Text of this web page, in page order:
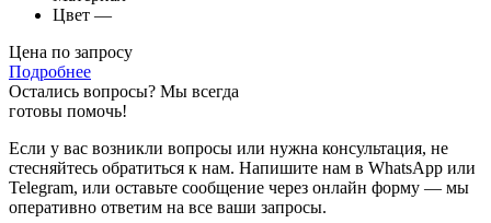
Цвет —
Цена по запросу
Подробнее
Остались вопросы? Мы всегда
готовы помочь!
Если у вас возникли вопросы или нужна консультация, не
стесняйтесь обратиться к нам. Напишите нам в WhatsApp или
Telegram, или оставьте сообщение через онлайн форму — мы
оперативно ответим на все ваши запросы.